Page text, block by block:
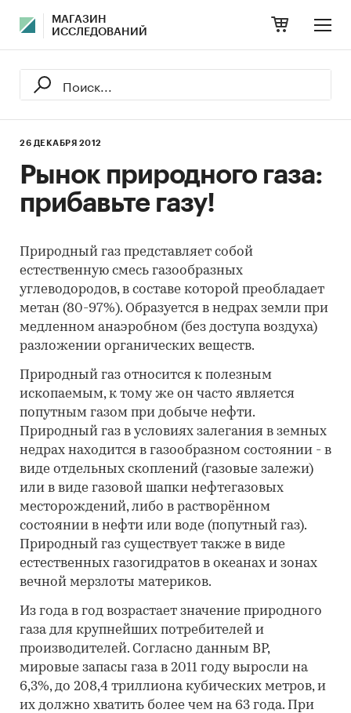
МАГАЗИН
ИССЛЕДОВАНИЙ
26 ДЕКАБРЯ 2012
Рынок природного газа:
прибавьте газу!
Природный газ представляет собой
естественную смесь газообразных
углеводородов, в составе которой преобладает
метан (80-97%). Образуется в недрах земли при
медленном анаэробном (без доступа воздуха)
разложении органических веществ.
Природный газ относится к полезным
ископаемым, к тому же он часто является
попутным газом при добыче нефти.
Природный газ в условиях залегания в земных
недрах находится в газообразном состоянии - в
виде отдельных скоплений (газовые залежи)
или в виде газовой шапки нефтегазовых
месторождений, либо в растворённом
состоянии в нефти или воде (попутный газ).
Природный газ существует также в виде
естественных газогидратов в океанах и зонах
вечной мерзлоты материков.
Из года в год возрастает значение природного
газа для крупнейших потребителей и
производителей. Согласно данным ВР,
мировые запасы газа в 2011 году выросли на
6,3%, до 208,4 триллиона кубических метров, и
их должно хватить более чем на 63 года. При